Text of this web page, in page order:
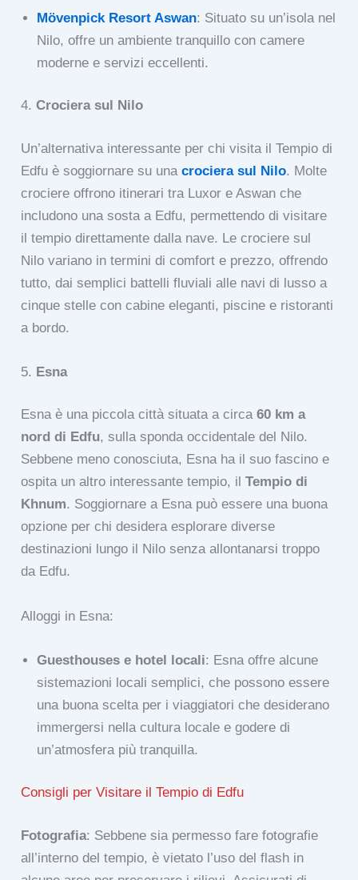
Mövenpick Resort Aswan: Situato su un’isola nel
Nilo, offre un ambiente tranquillo con camere
moderne e servizi eccellenti.
4.Crociera sul Nilo
Un’alternativa interessante per chi visita il Tempio di
Edfu è soggiornare su unacrociera sul Nilo. Molte
crociere offrono itinerari tra Luxor e Aswan che
includono una sosta a Edfu, permettendo di visitare
il tempio direttamente dalla nave. Le crociere sul
Nilo variano in termini di comfort e prezzo, offrendo
tutto, dai semplici battelli fluviali alle navi di lusso a
cinque stelle con cabine eleganti, piscine e ristoranti
a bordo.
5. Esna
Esna è una piccola città situata a circa60 km a
nord di Edfu, sulla sponda occidentale del Nilo.
Sebbene meno conosciuta, Esna ha il suo fascino e
ospita un altro interessante tempio, ilTempio di
Khnum. Soggiornare a Esna può essere una buona
opzione per chi desidera esplorare diverse
destinazioni lungo il Nilo senza allontanarsi troppo
da Edfu.
Alloggi in Esna:
Guesthouses e hotel locali: Esna offre alcune
sistemazioni locali semplici, che possono essere
una buona scelta per i viaggiatori che desiderano
immergersi nella cultura locale e godere di
un’atmosfera più tranquilla.
Consigli per Visitare il Tempio di Edfu
Fotografia: Sebbene sia permesso fare fotografie
all’interno del tempio, è vietato l’uso del flash in